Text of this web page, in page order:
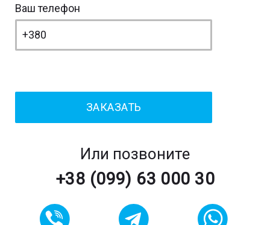
Ваш телефон
Или позвоните
+38 (099) 63 000 30